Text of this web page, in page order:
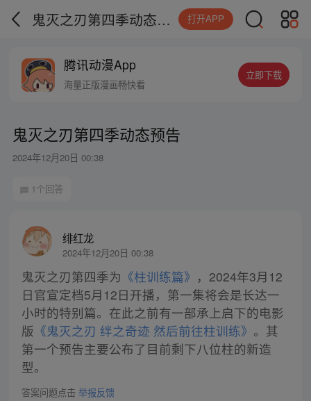
鬼灭之刃第四季动态预告 打开APP
腾讯动漫App
海量正版漫画畅快看
立即下载
鬼灭之刃第四季动态预告
2024年12月20日 00:38
1个回答
绯红龙
2024年12月20日 00:38
鬼灭之刃第四季为 《柱训练篇》 ，2024年3月12
日官宣定档5月12日开播，第一集将会是长达一
小时的特别篇。在此之前有一部承上启下的电影
版 《鬼灭之刃 绊之奇迹 然后前往柱训练》 。其
第一个预告主要公布了目前剩下八位柱的新造
型。
答案问题点击 举报反馈